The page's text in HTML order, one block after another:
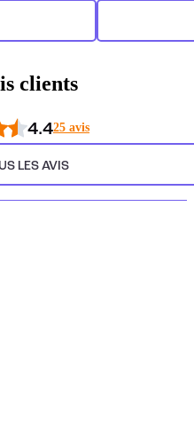
clients
4.425 avis
LES AVIS